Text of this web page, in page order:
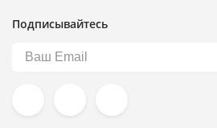
Подписывайтесь